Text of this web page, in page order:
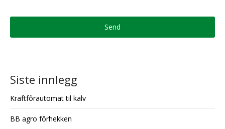
Siste innlegg
Kraftfôrautomat til kalv
BB agro fôrhekken